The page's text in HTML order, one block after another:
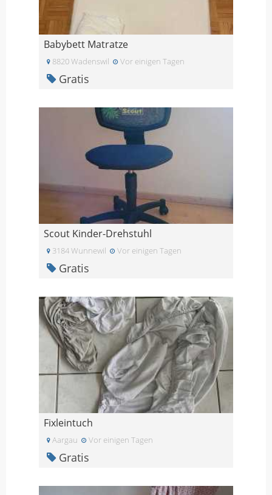
Babybett Matratze
8820 Wadenswil Vor einigen Tagen
Gratis
Scout Kinder-Drehstuhl
3184 Wunnewil Vor einigen Tagen
Gratis
Fixleintuch
Aargau Vor einigen Tagen
Gratis